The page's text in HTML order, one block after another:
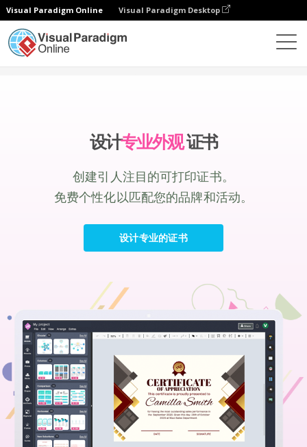
Visual Paradigm Online Visual Paradigm Desktop
设计专业外观证书
创建引人注目的可打印证书。
免费个性化以匹配您的品牌和活动。
设计专业的证书